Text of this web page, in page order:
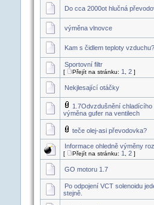
Do cca 2000ot hlučná
výměna vlnovce
Kam s čidlem teploty vzduchu?
Sportovní filtr
[ Přejít na stránku: 1 2 ]
Nekjlesající otáčky
1.7Odvzdušnění chladícího
výměna gufer na ventilech
teče olej-asi převodovka?
Informace ohledně výměny
[ Přejít na stránku: 1 2 ]
GO motoru 1.7
Po odpojení VCT solenoidu
stejně.